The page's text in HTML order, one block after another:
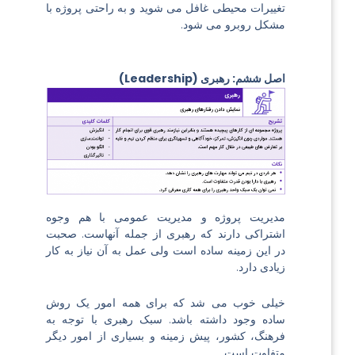
تغییرات محیطی غافل می شوید و به راحتی پروژه با
مشکل روبرو می شود.
اصل ششم: رهبری (Leadership)
مدیریت پروژه و مدیریت عمومی با هم وجوه
اشتراکی دارند که رهبری از جمله آنهاست. صحبت
در این زمینه ساده است ولی عمل به آن نیاز به کار
زیادی دارد.
خیلی خوب می شد که برای همه امور یک روش
ساده وجود داشته باشد. سبک رهبری با توجه به
فرهنگ، کشور، پیش زمینه و بسیاری از امور دیگر